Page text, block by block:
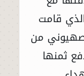
قامت
من
ثمنها